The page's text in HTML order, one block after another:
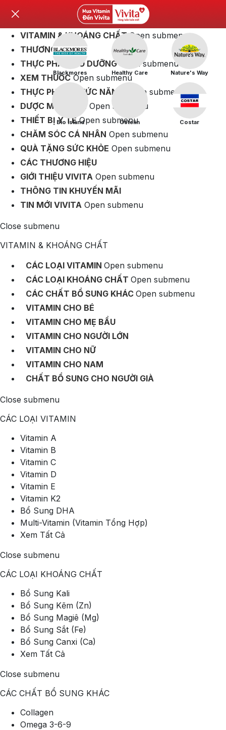
VITAMIN & KHOÁNG CHẤTOpen submenu
THƯƠNG HIỆU
THỰC PHẨM BỔ DƯỠNG
Open submenu
XEM THUỐC Open submenu
THỰC PHẨM CHỨC NĂNG
Open submenu
DƯỢC MỸ PHẨM Open submenu
THIẾT BỊ Y TẾ Open submenu
CHĂM SÓC CÁ NHÂN Open submenu
QUÀ TẶNG SỨC KHỎE Open submenu
CÁC THƯƠNG HIỆU
GIỚI THIỆU VIVITA Open submenu
THÔNG TIN KHUYẾN MÃI
TIN MỚI VIVITA Open submenu
Close submenu
VITAMIN & KHOÁNG CHẤT
CÁC LOẠI VITAMIN Open submenu
CÁC LOẠI KHOÁNG CHẤT Open submenu
CÁC CHẤT BỔ SUNG KHÁC Open submenu
VITAMIN CHO BÉ
VITAMIN CHO MẸ BẦU
VITAMIN CHO NGƯỜI LỚN
VITAMIN CHO NỮ
VITAMIN CHO NAM
CHẤT BỔ SUNG CHO NGƯỜI GIÀ
Close submenu
CÁC LOẠI VITAMIN
Vitamin A
Vitamin B
Vitamin C
Vitamin D
Vitamin E
Vitamin K2
Bổ Sung DHA
Multi-Vitamin (Vitamin Tổng Hợp)
Xem Tất Cả
Close submenu
CÁC LOẠI KHOÁNG CHẤT
Bổ Sung Kali
Bổ Sung Kẽm (Zn)
Bổ Sung Magiê (Mg)
Bổ Sung Sắt (Fe)
Bổ Sung Canxi (Ca)
Xem Tất Cả
Close submenu
CÁC CHẤT BỔ SUNG KHÁC
Collagen
Omega 3-6-9
Blackmores Healthy Care Nature's Way
Bio Island Ostelin Costar